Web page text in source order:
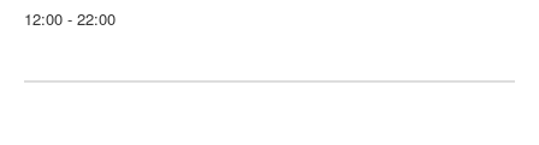
12:00 - 22:00